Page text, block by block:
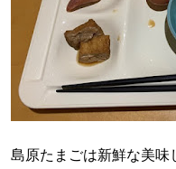
島原たまごは新鮮な美味